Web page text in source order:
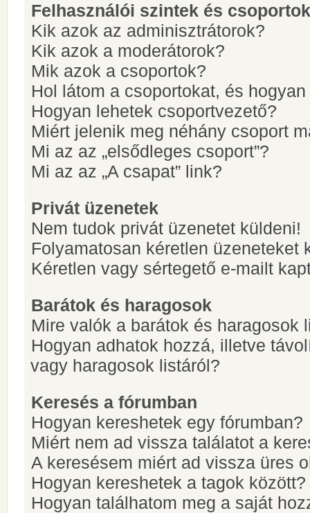
Felhasználói szintek és csoportok
Kik azok az adminisztrátorok?
Kik azok a moderátorok?
Mik azok a csoportok?
Hol látom a csoportokat, és
Hogyan lehetek csoportvezető?
Miért jelenik meg néhány csoport
Mi az az „elsődleges csoport”?
Mi az az „A csapat” link?
Privát üzenetek
Nem tudok privát üzenetet küldeni!
Folyamatosan kéretlen üzeneteket
Kéretlen vagy sértegető e-mailt
Barátok és haragosok
Mire valók a barátok és haragosok
Hogyan adhatok hozzá, illetve
vagy haragosok listáról?
Keresés a fórumban
Hogyan kereshetek egy fórumban?
Miért nem ad vissza találatot a
A keresésem miért ad vissza üres
Hogyan kereshetek a tagok között?
Hogyan találhatom meg a saját